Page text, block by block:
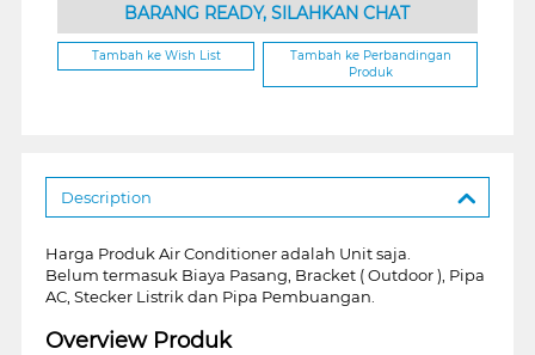
BARANG READY, SILAHKAN CHAT
Tambah ke Wish List
Tambah ke Perbandingan
Produk
Description
Harga Produk Air Conditioner adalah Unit saja.
Belum termasuk Biaya Pasang, Bracket ( Outdoor ), Pipa
AC, Stecker Listrik dan Pipa Pembuangan.
Overview Produk